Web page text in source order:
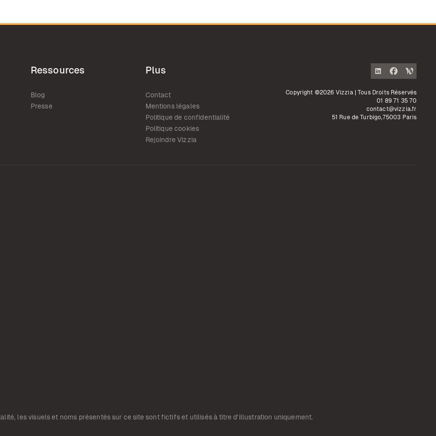
Ressources
Blog
Presse
Plus
Contact
Mentions légales
Politique de confidentialité
Politique cookies
Rejoindre Vizzia
Copyright ©2026 Vizzia | Tous Droits Réservés
01 89 71 35 70
contact@vizzia.fr
51 Rue de Turbigo,75003 Paris
les visuels et noms présentés sur ce site sont fictifs et utilisés à titre d'illustration uniquement.